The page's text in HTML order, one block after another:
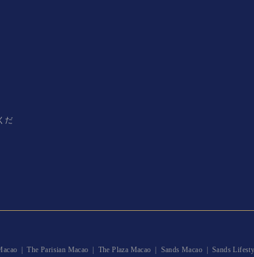
だ
|The Parisian Macao The Plaza Macao Sands Macao |Sands